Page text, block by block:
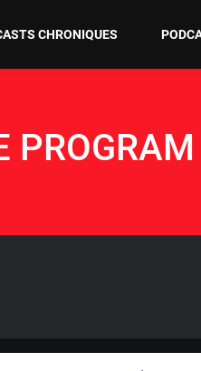
CHRONIQUES
PROGRAM